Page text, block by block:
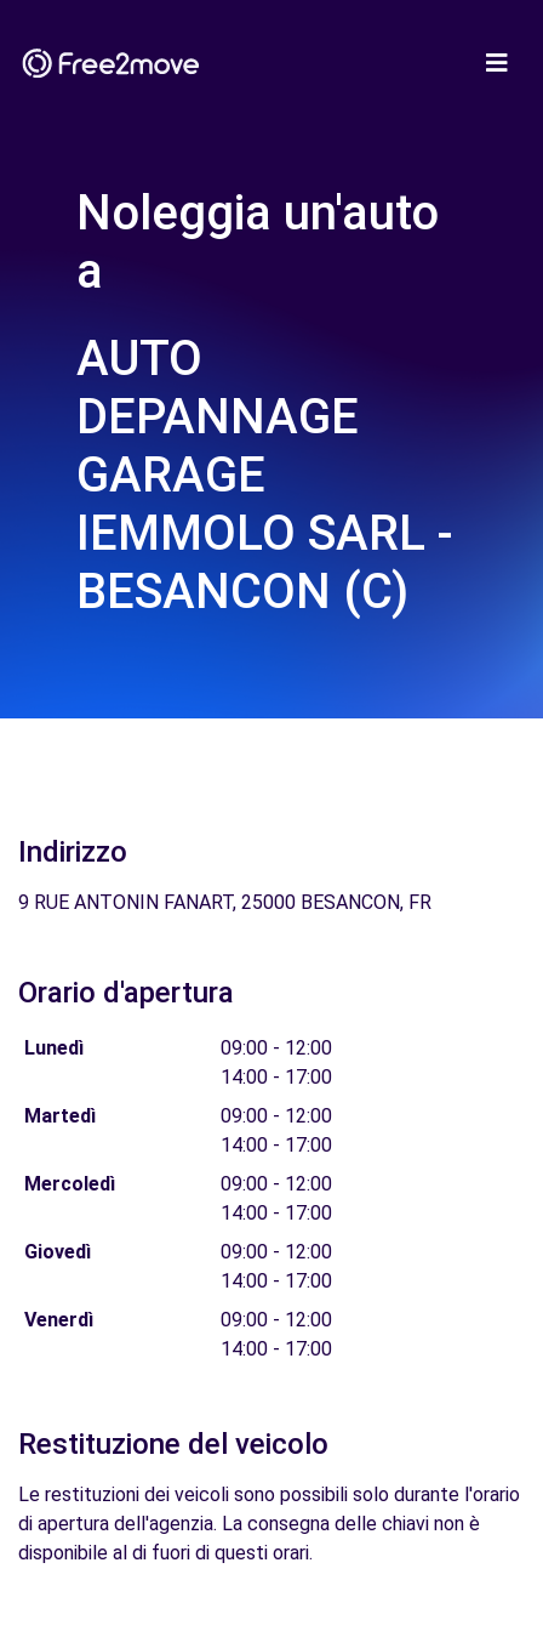
Noleggia un'auto
a
AUTO
DEPANNAGE
GARAGE
IEMMOLO SARL -
BESANCON (C)
Indirizzo
9 RUE ANTONIN FANART, 25000 BESANCON, FR
Orario d'apertura
Lunedì
09:00 - 12:00
14:00 - 17:00
Martedì
09:00 - 12:00
14:00 - 17:00
Mercoledì
09:00 - 12:00
14:00 - 17:00
Giovedì
09:00 - 12:00
14:00 - 17:00
Venerdì
09:00 - 12:00
14:00 - 17:00
Restituzione del veicolo
Le restituzioni dei veicoli sono possibili solo durante l'orario
di apertura dell'agenzia. La consegna delle chiavi non è
disponibile al di fuori di questi orari.